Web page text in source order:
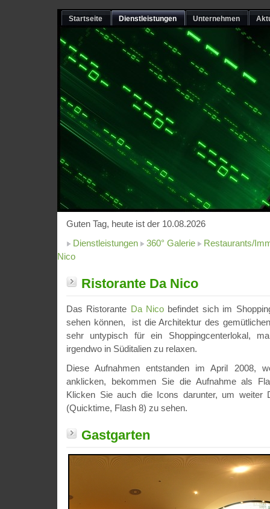
Startseite Dienstleistungen Unternehmen
Guten Tag, heute ist der 10.08.2026
Dienstleistungen
360° Galerie
Restaurants/
Nico
Ristorante Da Nico
Das Ristorante Da Nico befindet sich im
sehen können, ist die Architektur des
sehr untypisch für ein Shoppingcenterlokal,
irgendwo in Süditalien zu relaxen.
Diese Aufnahmen entstanden im April 2008,
anklicken, bekommen Sie die Aufnahme als
Klicken Sie auch die Icons darunter, um weiter
(Quicktime, Flash 8) zu sehen.
Gastgarten